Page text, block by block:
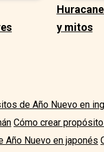
y mitos
de Año Nuevo en
Cómo crear
Año Nuevo en japonés